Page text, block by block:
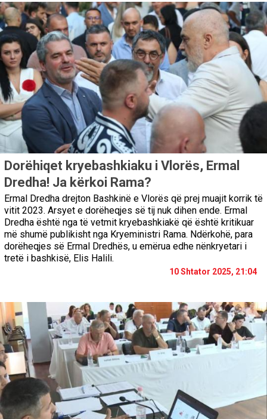
Dorëhiqet kryebashkiaku i Vlorës, Ermal
Dredha! Ja kërkoi Rama?
Ermal Dredha drejton Bashkinë e Vlorës që prej muajit korrik të
vitit 2023. Arsyet e dorëheqjes së tij nuk dihen ende. Ermal
Dredha është nga të vetmit kryebashkiakë që është kritikuar
më shumë publikisht nga Kryeministri Rama. Ndërkohë, para
dorëheqjes së Ermal Dredhës, u emërua edhe nënkryetari i
tretë i bashkisë, Elis Halili.
10 Shtator 2025, 21:04